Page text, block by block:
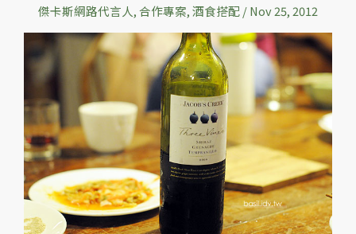
傑卡斯網路代言人,合作專案,酒食搭配/Nov 25, 2012
配】
友
聚
的
好
時
光‧